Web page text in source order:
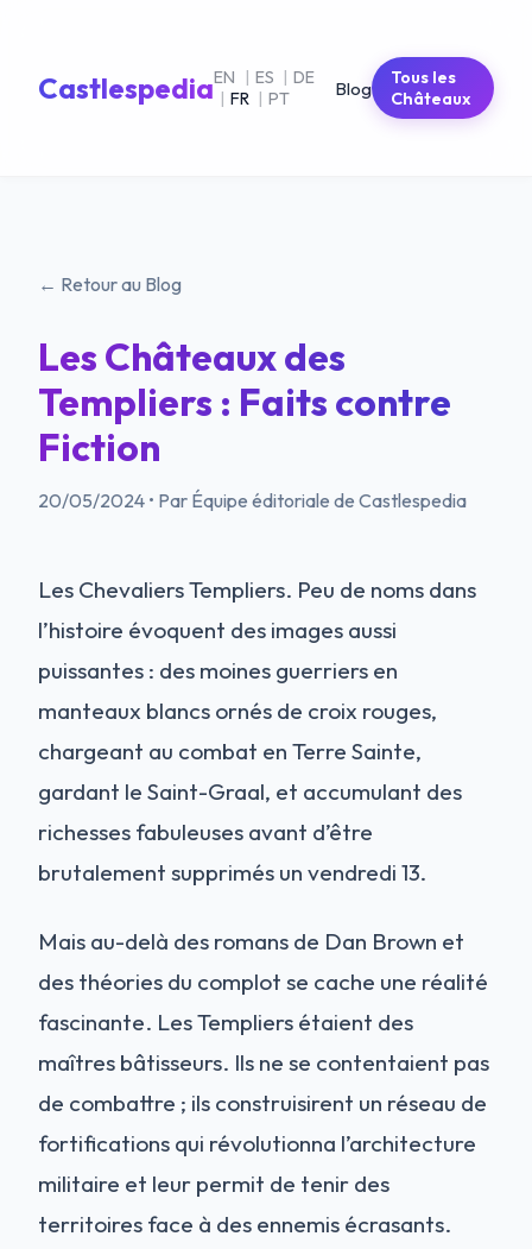
CastlespediaEN | ES | DE
| FR | PT Blog
Tous les
Châteaux
← Retour au Blog
Les Châteaux des
Templiers : Faits contre
Fiction
20/05/2024 • Par Équipe éditoriale de Castlespedia
Les Chevaliers Templiers. Peu de noms dans
l’histoire évoquent des images aussi
puissantes : des moines guerriers en
manteaux blancs ornés de croix rouges,
chargeant au combat en Terre Sainte,
gardant le Saint-Graal, et accumulant des
richesses fabuleuses avant d’être
brutalement supprimés un vendredi 13.
Mais au-delà des romans de Dan Brown et
des théories du complot se cache une réalité
fascinante. Les Templiers étaient des
maîtres bâtisseurs. Ils ne se contentaient pas
de combattre ; ils construisirent un réseau de
fortifications qui révolutionna l’architecture
militaire et leur permit de tenir des
territoires face à des ennemis écrasants.